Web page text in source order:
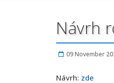
Návrh
09 November
Návrh: zde